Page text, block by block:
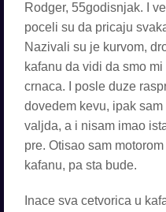
Rodger, 55godisnjak. I
poceli su da pricaju
Nazivali su je kurvom,
kafanu da vidi da smo
crnaca. I posle duze
dovedem kevu, ipak
valjda, a i nisam imao
pre. Otisao sam
kafanu, pa sta bude.
Inace sva cetvorica u